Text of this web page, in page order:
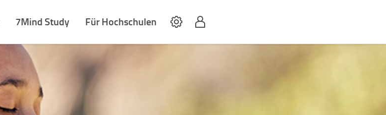
7Mind Study Für Hochschulen SettingsProfil